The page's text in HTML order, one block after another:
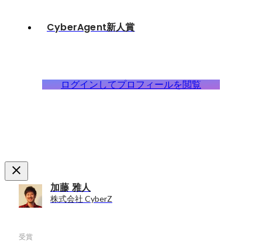
CyberAgent新人賞
ログインしてプロフィールを閲覧
加藤 雅人
株式会社 CyberZ
受賞